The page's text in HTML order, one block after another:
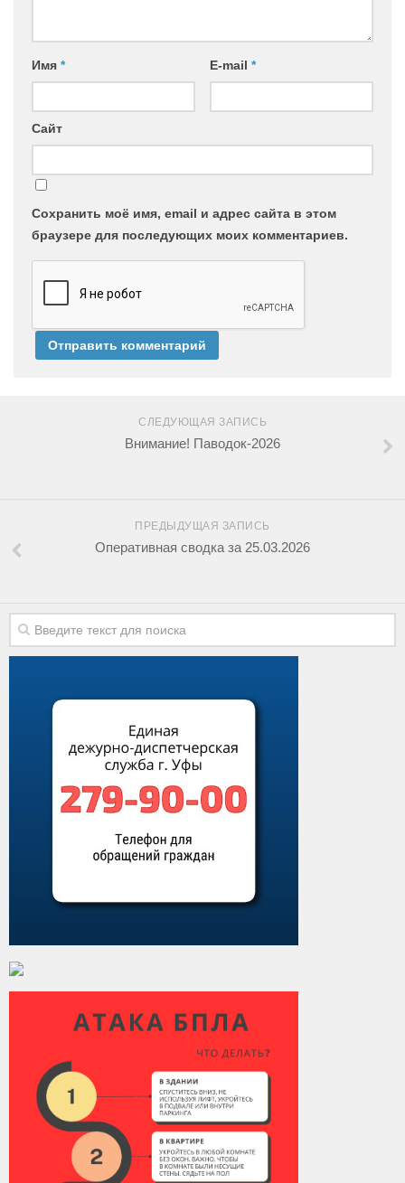
Имя * E-mail *
Сайт
Сохранить моё имя, email и адрес сайта в этом
браузере для последующих моих комментариев.
СЛЕДУЮЩАЯ ЗАПИСЬ
Внимание! Паводок-2026
ПРЕДЫДУЩАЯ ЗАПИСЬ
Оперативная сводка за 25.03.2026